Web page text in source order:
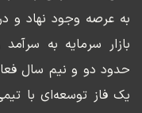
به عرصه وجود نهاد و
بازار سرمایه به
یک فاز توسعه‌ای با